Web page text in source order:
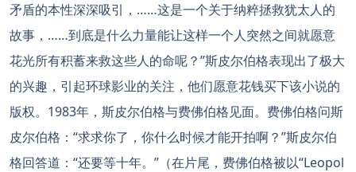
矛盾的本性深深吸引，……这是一个关于纳粹拯救犹太人的
故事，……到底是什么力量能让这样一个人突然之间就愿意
花光所有积蓄来救这些人的命呢？”斯皮尔伯格表现出了极大
的兴趣，引起环球影业的关注，他们愿意花钱买下该小说的
版权。1983年，斯皮尔伯格与费佛伯格见面。费佛伯格问斯
皮尔伯格：“求求你了，你什么时候才能开拍啊？”斯皮尔伯
格回答道：“还要等十年。”（在片尾，费佛伯格被以“Leopol